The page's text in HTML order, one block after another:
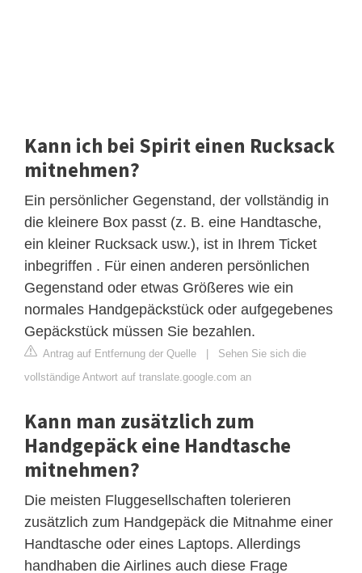
Kann ich bei Spirit einen Rucksack
mitnehmen?
Ein persönlicher Gegenstand, der vollständig in
die kleinere Box passt (z. B. eine Handtasche,
ein kleiner Rucksack usw.), ist in Ihrem Ticket
inbegriffen . Für einen anderen persönlichen
Gegenstand oder etwas Größeres wie ein
normales Handgepäckstück oder aufgegebenes
Gepäckstück müssen Sie bezahlen.
Antrag auf Entfernung der Quelle
Sehen Sie sich die
vollständige Antwort auf translate.google.com an
Kann man zusätzlich zum
Handgepäck eine Handtasche
mitnehmen?
Die meisten Fluggesellschaften tolerieren
zusätzlich zum Handgepäck die Mitnahme einer
Handtasche oder eines Laptops. Allerdings
handhaben die Airlines auch diese Frage